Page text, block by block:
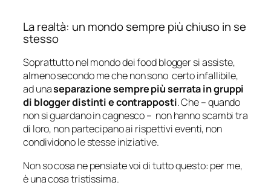
La realtà: un mondo sempre più chiuso in se
stesso
Soprattutto nel mondo dei food blogger si assiste,
almeno secondo me che non sono certo infallibile,
ad unaseparazione sempre più serrata in gruppi
di blogger distinti e contrapposti. Che –quando
non si guardano in cagnesco– non hanno scambi tra
di loro, non partecipano ai rispettivi eventi, non
condividono le stesse iniziative.
Non so cosa ne pensiate voi di tutto questo: per me,
è una cosa tristissima.